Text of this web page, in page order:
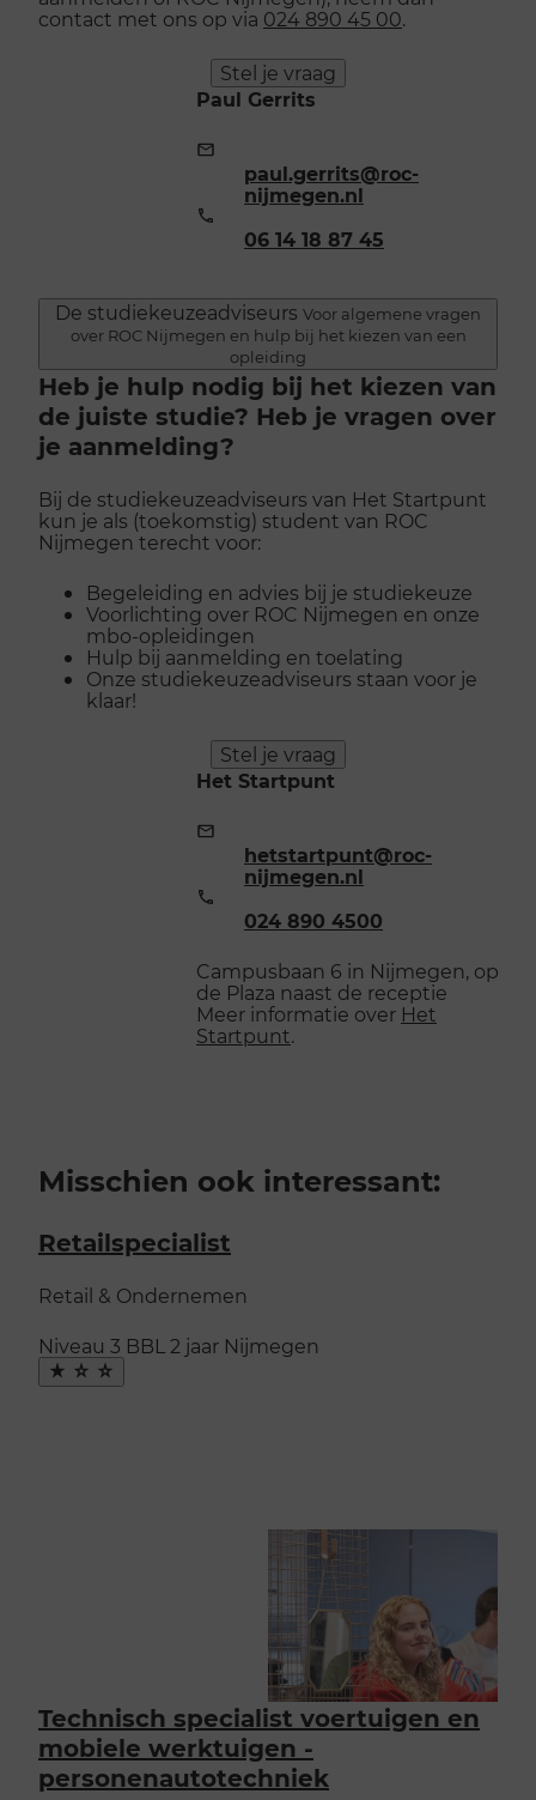
contact met ons op via 024 890 45 00.
Stel je vraag
Paul Gerrits
mailadres:
paul.gerrits@roc-
nijmegen.nl
06 14 18 87 45
De studiekeuzeadviseurs Voor algemene vragen
over ROC Nijmegen en hulp bij het kiezen van een
opleiding
Heb je hulp nodig bij het kiezen van
de juiste studie? Heb je vragen over
je aanmelding?
Bij de studiekeuzeadviseurs van Het Startpunt
kun je als (toekomstig) student van ROC
Nijmegen terecht voor:
Begeleiding en advies bij je studiekeuze
Voorlichting over ROC Nijmegen en onze
mbo-opleidingen
Hulp bij aanmelding en toelating
Onze studiekeuzeadviseurs staan voor je
klaar!
Stel je vraag
Het Startpunt
mailadres:
hetstartpunt@roc-
nijmegen.nl
024 890 4500
Campusbaan 6 in Nijmegen, op
de Plaza naast de receptie
Meer informatie over Het
Startpunt.
Misschien ook interessant:
Retailspecialist
Retail & Ondernemen
Niveau 3 BBL 2 jaar Nijmegen
Maak
favoriet
Technisch specialist voertuigen en
mobiele werktuigen -
personenautotechniek